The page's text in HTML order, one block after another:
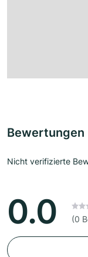
Bewertungen
Nicht verifizierte
0.0 (0